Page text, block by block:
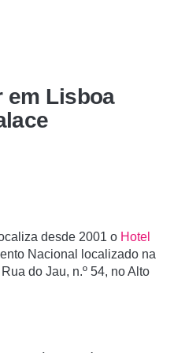
em Lisboa
desde 2001 o Hotel
Nacional localizado na
do Jau, n.º 54, no Alto